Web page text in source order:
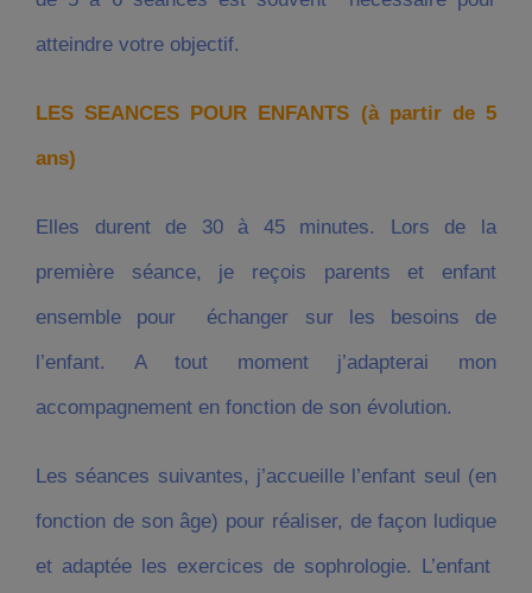
atteindre votre objectif.
LES SEANCES POUR ENFANTS (à partir de 5
ans)
Elles durent de 30 à 45 minutes. Lors de la
première séance, je reçois parents et enfant
ensemble pour échanger sur les besoins de
l’enfant. A tout moment j’adapterai mon
accompagnement en fonction de son évolution.
Les séances suivantes, j’accueille l’enfant seul (en
fonction de son âge) pour réaliser, de façon ludique
et adaptée les exercices de sophrologie. L’enfant